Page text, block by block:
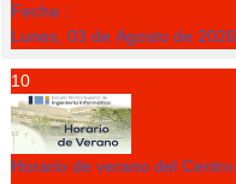
Fecha :
Lunes, 03 de Agosto de 2026
10
Horario de verano del Centro